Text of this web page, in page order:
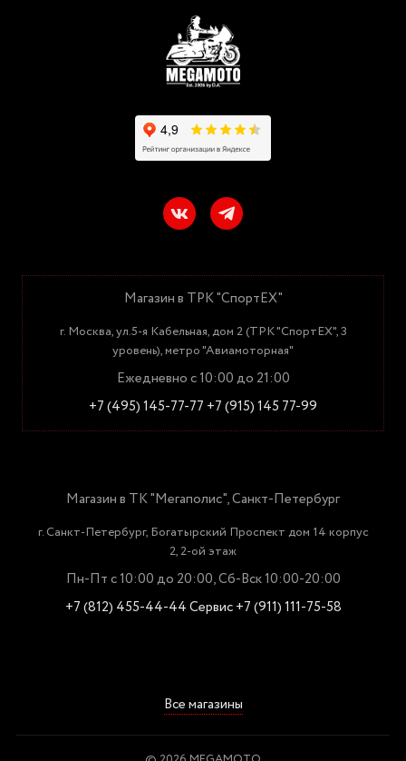
Магазин в ТРК "СпортЕХ"
г. Москва, ул.5-я Кабельная, дом 2 (ТРК "СпортЕХ", 3
уровень), метро "Авиамоторная"
Ежедневно с 10:00 до 21:00
+7 (495) 145-77-77 +7 (915) 145 77-99
Магазин в ТК "Мегаполис", Санкт-Петербург
г. Санкт-Петербург, Богатырский Проспект дом 14 корпус
2, 2-ой этаж
Пн-Пт с 10:00 до 20:00, Сб-Вск 10:00-20:00
+7 (812) 455-44-44Сервис +7 (911) 111-75-58
Все магазины